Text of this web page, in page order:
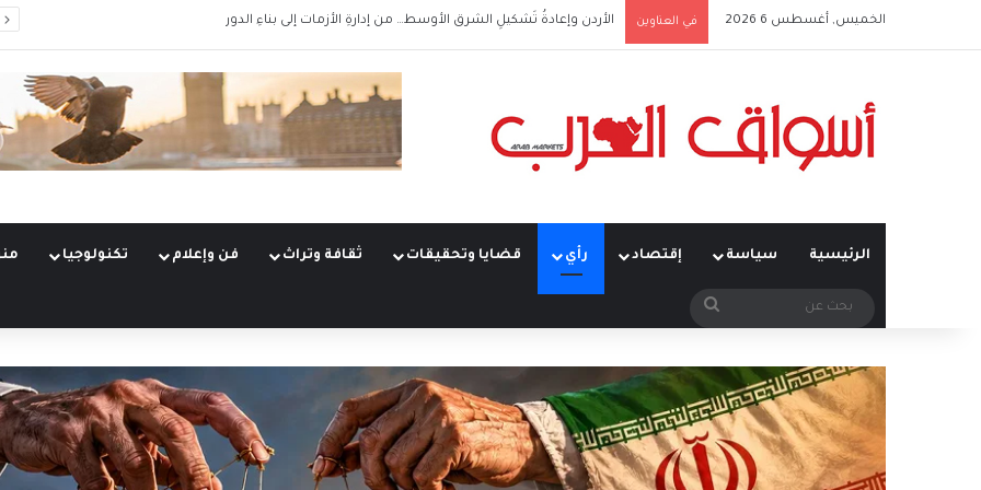
الخميس, أغسطس 6 2026 في العناوين الأردن وإعادةُ تَشكيلِ الشرق الأوسط… من إدارةِ الأزمات إلى بناءِ الدور
الرئيسية سياسة إقتصاد رأي قضايا وتحقيقات ثقافة وتراث فن وإعلام تكنولوجيا
بحث